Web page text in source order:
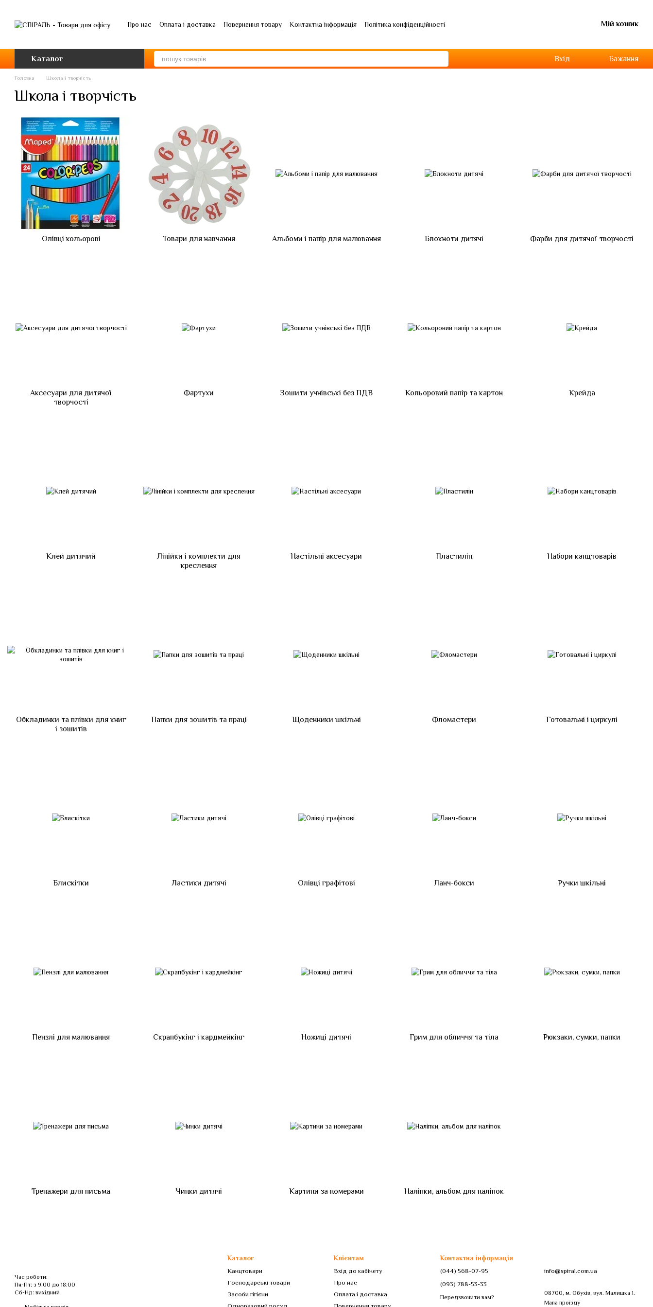
Про нас Оплата і доставка Повернення товару Контактна інформація Політика конфіденційності Мій кошик
Каталог Вхід Бажання
Головна Школа і творчість
Школа і творчість
Олівці кольорові Товари для навчання Альбоми і папір для малювання Блокноти дитячі Фарби для дитячої творчості
Аксесуари для дитячої
творчості
Фартухи Зошити учнівські без ПДВ Кольоровий папір та картон Крейда
Клей дитячий
Лінійки і комплекти для
креслення
Настільні аксесуари Пластилін Набори канцтоварів
Обкладинки та плівки для книг
і зошитів
Папки для зошитів та праці Щоденники шкільні Фломастери Готовальні і циркулі
Блискітки Ластики дитячі Олівці графітові Ланч-бокси Ручки шкільні
Пензлі для малювання Скрапбукінг і кардмейкінг Ножиці дитячі Грим для обличчя та тіла Рюкзаки, сумки, папки
Тренажери для письма Чинки дитячі Картини за номерами Наліпки, альбом для наліпок
Час роботи:
Пн-Пт: з 9:00 до 18:00
Сб-Нд: вихідний
Каталог
Канцтовари
Господарські товари
Засоби гігієни
Клієнтам
Вхід до кабінету
Про нас
Оплата і доставка
Контактна інформація
(044) 568-07-95
(093) 788-53-33
Передзвонити вам?
info@spiral.com.ua
08700, м. Обухів, вул. Малишка 1.
Мапа проїзду